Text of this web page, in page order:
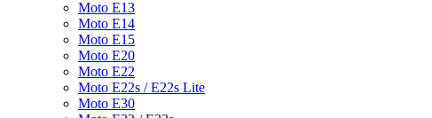
Moto E13
Moto E14
Moto E15
Moto E20
Moto E22
Moto E22s / E22s Lite
Moto E30